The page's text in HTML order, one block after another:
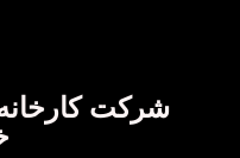
شرکت